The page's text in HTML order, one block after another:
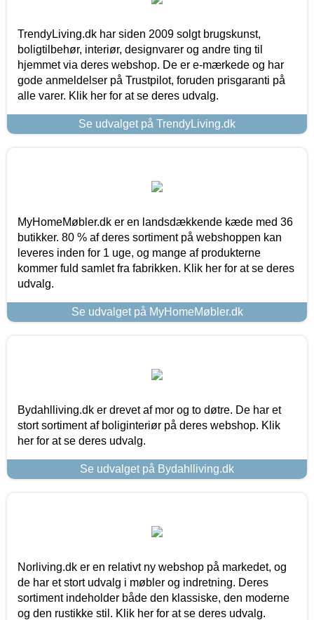
TrendyLiving.dk har siden 2009 solgt brugskunst,
boligtilbehør, interiør, designvarer og andre ting til
hjemmet via deres webshop. De er e-mærkede og har
gode anmeldelser på Trustpilot, foruden prisgaranti på
alle varer. Klik her for at se deres udvalg.
Se udvalget på TrendyLiving.dk
MyHomeMøbler.dk er en landsdækkende kæde med 36
butikker. 80 % af deres sortiment på webshoppen kan
leveres inden for 1 uge, og mange af produkterne
kommer fuld samlet fra fabrikken. Klik her for at se deres
udvalg.
Se udvalget på MyHomeMøbler.dk
Bydahlliving.dk er drevet af mor og to døtre. De har et
stort sortiment af boliginteriør på deres webshop. Klik
her for at se deres udvalg.
Se udvalget på Bydahlliving.dk
Norliving.dk er en relativt ny webshop på markedet, og
de har et stort udvalg i møbler og indretning. Deres
sortiment indeholder både den klassiske, den moderne
og den rustikke stil. Klik her for at se deres udvalg.